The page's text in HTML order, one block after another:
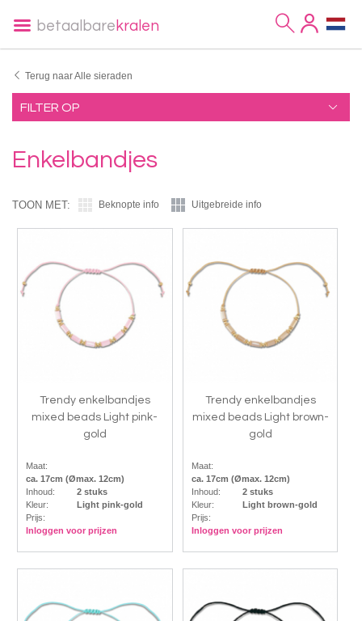
betaalbare kralen
Terug naar Alle sieraden
FILTER OP
Enkelbandjes
TOON MET: Beknopte info Uitgebreide info
Trendy enkelbandjes
mixed beads Light pink-
gold
Maat:
ca. 17cm (Ømax. 12cm)
Inhoud:
2 stuks
Kleur:
Light pink-gold
Prijs:
Inloggen voor prijzen
Trendy enkelbandjes
mixed beads Light brown-
gold
Maat:
ca. 17cm (Ømax. 12cm)
Inhoud:
2 stuks
Kleur:
Light brown-gold
Prijs:
Inloggen voor prijzen